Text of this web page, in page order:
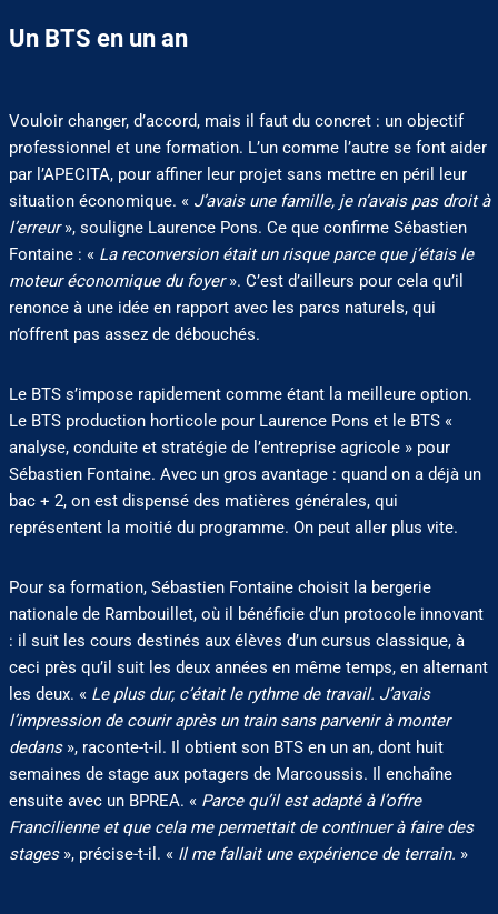
Un BTS en un an
Vouloir changer, d’accord, mais il faut du concret : un objectif
professionnel et une formation. L’un comme l’autre se font aider
par l’APECITA, pour affiner leur projet sans mettre en péril leur
situation économique. « J’avais une famille, je n’avais pas droit à
l’erreur», souligne Laurence Pons. Ce que confirme Sébastien
Fontaine : « La reconversion était un risque parce que j’étais le
moteur économique du foyer». C’est d’ailleurs pour cela qu’il
renonce à une idée en rapport avec les parcs naturels, qui
n’offrent pas assez de débouchés.
Le BTS s’impose rapidement comme étant la meilleure option.
Le BTS production horticole pour Laurence Pons et le BTS «
analyse, conduite et stratégie de l’entreprise agricole » pour
Sébastien Fontaine. Avec un gros avantage : quand on a déjà un
bac + 2, on est dispensé des matières générales, qui
représentent la moitié du programme. On peut aller plus vite.
Pour sa formation, Sébastien Fontaine choisit la bergerie
nationale de Rambouillet, où il bénéficie d’un protocole innovant
: il suit les cours destinés aux élèves d’un cursus classique, à
ceci près qu’il suit les deux années en même temps, en alternant
les deux. « Le plus dur, c’était le rythme de travail. J’avais
l’impression de courir après un train sans parvenir à monter
dedans», raconte-t-il. Il obtient son BTS en un an, dont huit
semaines de stage aux potagers de Marcoussis. Il enchaîne
ensuite avec un BPREA. « Parce qu’il est adapté à l’offre
Francilienne et que cela me permettait de continuer à faire des
stages», précise-t-il. « Il me fallait une expérience de terrain. »